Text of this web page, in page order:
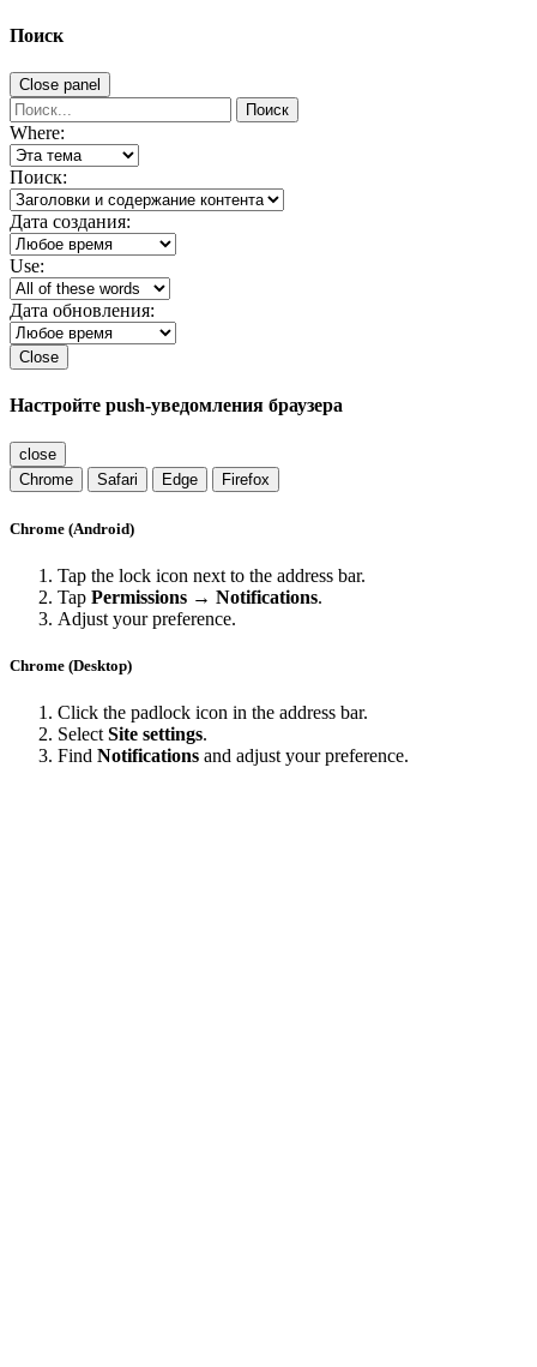
Поиск
Close panel
Поиск
Where:
Поиск:
Дата создания:
Use:
Дата обновления:
Close
Настройте push-уведомления браузера
close
Chrome
Safari Edge Firefox
Chrome (Android)
Tap the lock icon next to the address bar.
Tap Permissions → Notifications.
Adjust your preference.
Chrome (Desktop)
Click the padlock icon in the address bar.
Select Site settings.
Find Notifications and adjust your preference.